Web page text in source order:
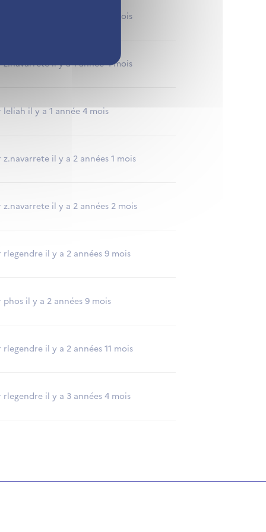
z.navarrete il y a 1 année 3 mois
z.navarrete il y a 1 année 4 mois
leliah il y a 1 année 4 mois
z.navarrete il y a 2 années 1 mois
z.navarrete il y a 2 années 2 mois
rlegendre il y a 2 années 9 mois
phos il y a 2 années 9 mois
rlegendre il y a 2 années 11 mois
rlegendre il y a 3 années 4 mois